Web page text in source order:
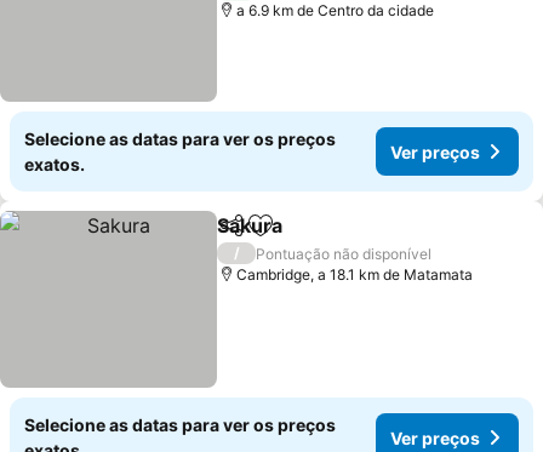
a 6.9 km de Centro da cidade
Selecione as datas para ver os preços
exatos.
Ver preços
PartilharAdicionar aos favoritos
Sakura
/
Pontuação não disponível
Cambridge, a 18.1 km de Matamata
Selecione as datas para ver os preços
Ver preços